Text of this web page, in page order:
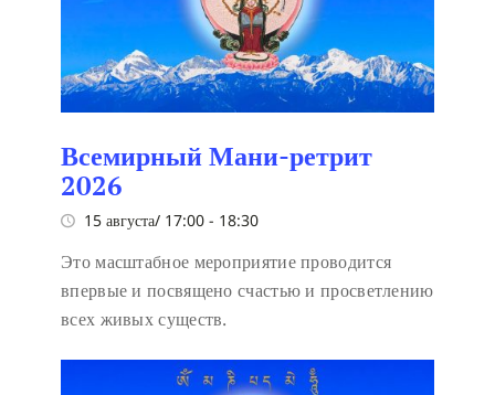
Всемирный Мани-ретрит
2026
15 августа/ 17:00 - 18:30
Это масштабное мероприятие проводится
впервые и посвящено счастью и просветлению
всех живых существ.